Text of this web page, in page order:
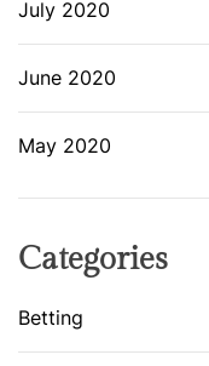
July 2020
June 2020
May 2020
Categories
Betting